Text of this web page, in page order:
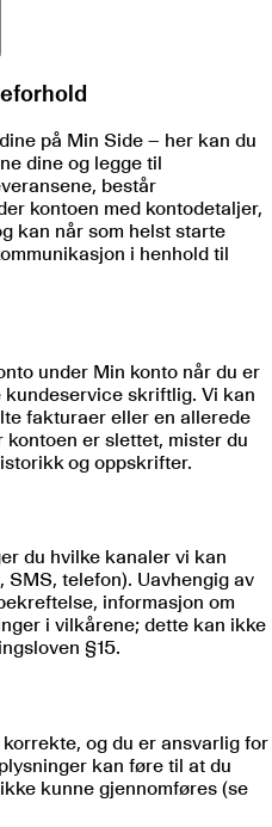
på Min Side – her kan du
dine og legge til
består
kontoen med kontodetaljer,
kan når som helst starte
i henhold til
under Min konto når du er
skriftlig. Vi kan
fakturaer eller en allerede
er slettet, mister du
og oppskrifter.
du hvilke kanaler vi kan
telefon). Uavhengig av
informasjon om
i vilkårene; dette kan ikke
§15.
og du er ansvarlig for
kan føre til at du
kunne gjennomføres (se